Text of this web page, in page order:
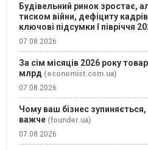
Будівельний ринок зростає,
тиском війни, дефіциту
ключові підсумки І півріччя
07.08.2026
За сім місяців 2026 року
млрд (economist.com.ua)
07.08.2026
Чому ваш бізнес
важче (founder.ua)
07.08.2026